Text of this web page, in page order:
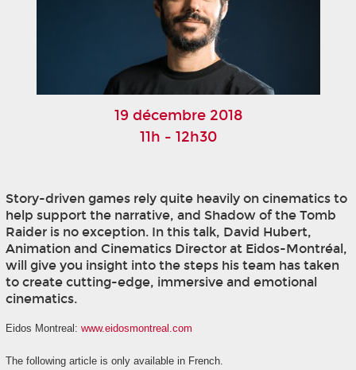
19 décembre 2018
11h - 12h30
Story-driven games rely quite heavily on cinematics to
help support the narrative, and Shadow of the Tomb
Raider is no exception. In this talk, David Hubert,
Animation and Cinematics Director at Eidos-Montréal,
will give you insight into the steps his team has taken
to create cutting-edge, immersive and emotional
cinematics.
Eidos Montreal: www.eidosmontreal.com
The following article is only available in French.